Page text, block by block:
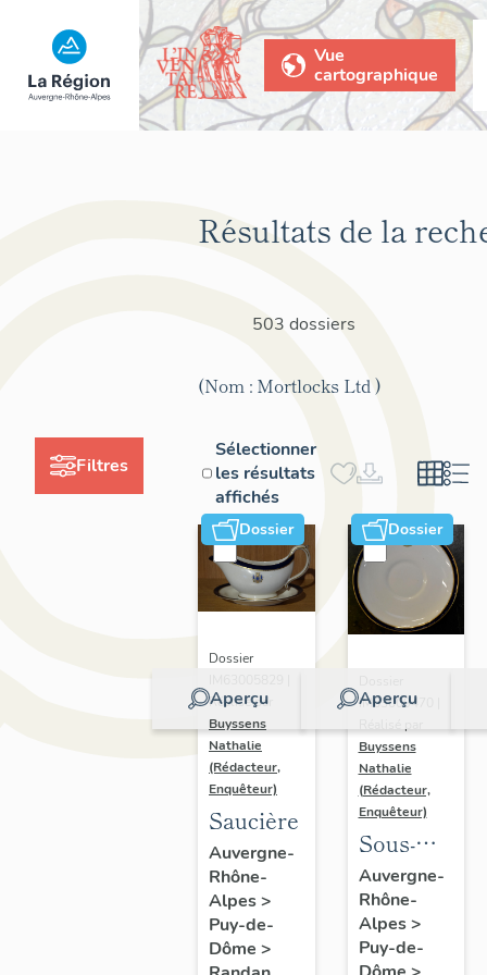
Vue
cartographique
Filtres
Résultats de la
503 dossiers
(Nom : Mortlocks Ltd )
Sélectionner
les résultats
affichés
Dossier
Aperçu
Dossier
Réalisé par
Buyssens
Nathalie
(Rédacteur,
Enquêteur)
Saucière
Auvergne-
Rhône-
Alpes>
Puy-de-
Dôme >
Dossier
Aperçu
IM63009470 |
Buyssens
Nathalie
(Rédacteur,
Enquêteur)
Sous-
tasse à
thé n° 11
Auvergne-
Rhône-
Alpes>
Puy-de-